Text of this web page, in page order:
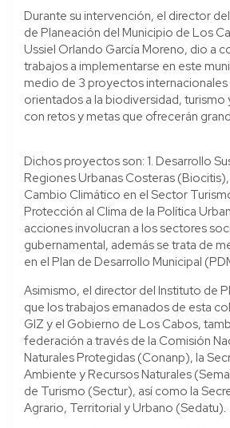
Durante su intervención, el director
de Planeación del Municipio de Los
Ussiel Orlando García Moreno, dio a
trabajos a implementarse en este
medio de 3 proyectos internacionales
orientados a la biodiversidad, turismo
con retos y metas que ofrecerán
Dichos proyectos son: 1. Desarrollo
Regiones Urbanas Costeras
Cambio Climático en el Sector
Protección al Clima de la Política
acciones involucran a los sectores
gubernamental, además se trata de
en el Plan de Desarrollo Municipal
Asimismo, el director del Instituto de
que los trabajos emanados de esta
GIZ y el Gobierno de Los Cabos,
federación a través de la Comisión
Naturales Protegidas (Conanp), la
Ambiente y Recursos Naturales
de Turismo (Sectur), así como la
Agrario, Territorial y Urbano (Sedatu).